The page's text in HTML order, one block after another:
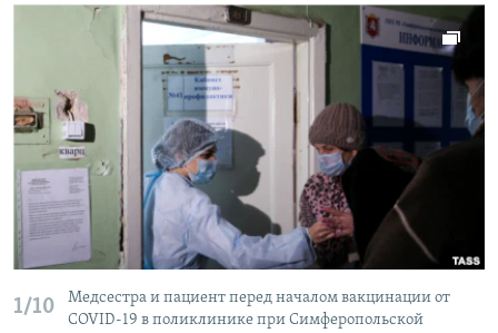
1/10
Медсестра и пациент перед началом вакцинации от
COVID-19 в поликлинике при Симферопольской